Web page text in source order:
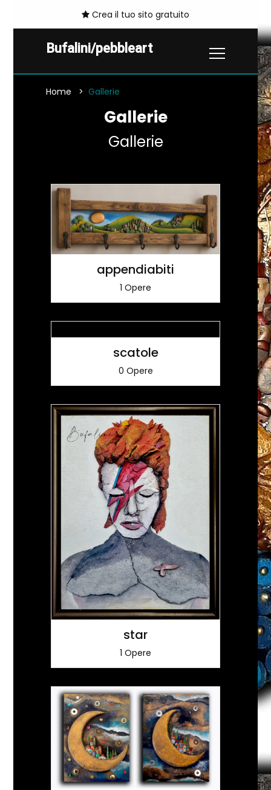
Crea il tuo sito gratuito
Bufalini/pebbleart
Home Gallerie
Gallerie
Gallerie
appendiabiti
1 Opere
scatole
0 Opere
star
1 Opere